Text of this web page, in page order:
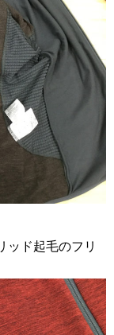
ッド起毛のフリ